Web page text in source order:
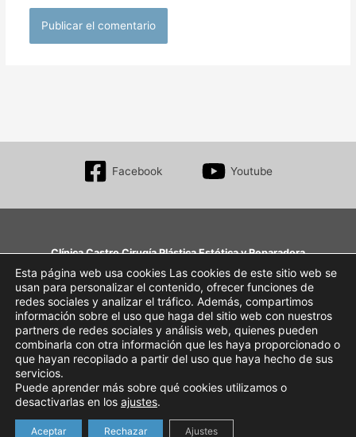
Facebook Youtube
Clínica Castro Cirugía Plástica Estética y Reparadora
Aumento de mama, Blefaroplastia, Rinoplastia, Abdominoplastia, Liposucción, toxina
botulínica…
Av. de Pío XII, 2-3º • 31008 Pamplona, Navarra
+34 948 27 64 54
clinica@clinicacastro.net
Webmaster
AVISO LEGAL
Esta página web usa cookies Las cookies de este sitio web se
usan para personalizar el contenido, ofrecer funciones de
redes sociales y analizar el tráfico. Además, compartimos
información sobre el uso que haga del sitio web con nuestros
partners de redes sociales y análisis web, quienes pueden
combinarla con otra información que les haya proporcionado o
que hayan recopilado a partir del uso que haya hecho de sus
servicios.
Puede aprender más sobre qué cookies utilizamos o
desactivarlas en los ajustes.
Aceptar Rechazar Ajustes